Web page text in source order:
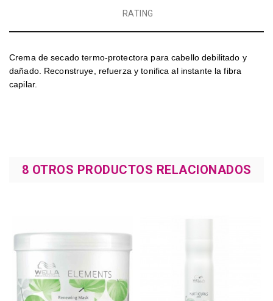
RATING
Crema de secado termo-protectora para cabello debilitado y
dañado. Reconstruye, refuerza y tonifica al instante la fibra
capilar.
8 OTROS PRODUCTOS RELACIONADOS